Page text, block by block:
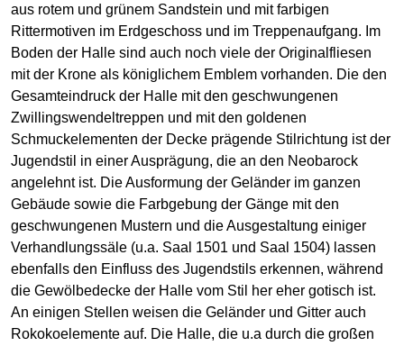
aus rotem und grünem Sandstein und mit farbigen
Rittermotiven im Erdgeschoss und im Treppenaufgang. Im
Boden der Halle sind auch noch viele der Originalfliesen
mit der Krone als königlichem Emblem vorhanden. Die den
Gesamteindruck der Halle mit den geschwungenen
Zwillingswendeltreppen und mit den goldenen
Schmuckelementen der Decke prägende Stilrichtung ist der
Jugendstil in einer Ausprägung, die an den Neobarock
angelehnt ist. Die Ausformung der Geländer im ganzen
Gebäude sowie die Farbgebung der Gänge mit den
geschwungenen Mustern und die Ausgestaltung einiger
Verhandlungssäle (u.a. Saal 1501 und Saal 1504) lassen
ebenfalls den Einfluss des Jugendstils erkennen, während
die Gewölbedecke der Halle vom Stil her eher gotisch ist.
An einigen Stellen weisen die Geländer und Gitter auch
Rokokoelemente auf. Die Halle, die u.a durch die großen